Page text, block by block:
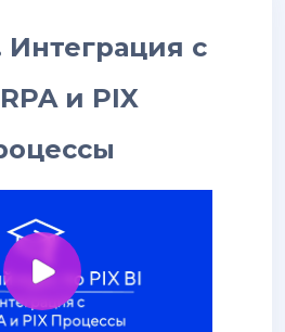
Интеграция с
и PIX